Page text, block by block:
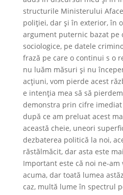
structurile Ministerului
poliției, dar și în exterior, în
argument puternic bazat pe
sociologice, pe datele
frază pe care o continui s o
nu luăm măsuri și nu
acțiuni, vom pierde acest
e intenția mea să să
demonstra prin cifre
după ce am preluat acest
această cheie, uneori
dezbaterea politică la noi,
răstălmăcit, dar asta este
Important este că noi ne-am
acuma, dar toată lumea
caz, multă lume în spectrul